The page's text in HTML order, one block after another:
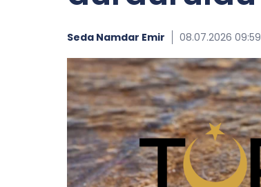
Seda Namdar Emir 08.07.2026 09:59